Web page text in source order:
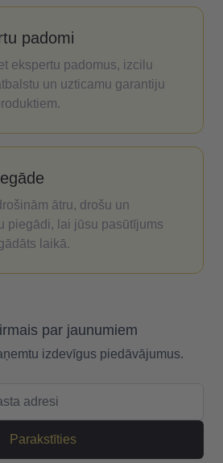
padomi
ekspertu padomus, izcilu
un uzticamu garantiju
ātru, drošu un
piegādi, lai jūsu pasūtījums
laikā.
par jaunumiem
izdevīgus piedāvājumus.
Parakstīties